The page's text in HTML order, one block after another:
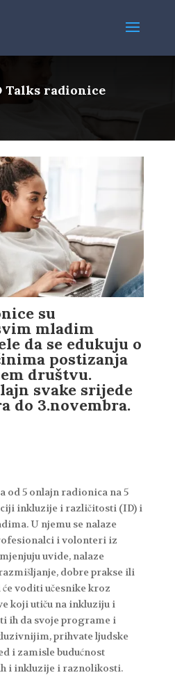
Talks radionice
su
mladim
da se edukuju o
postizanja
društvu.
svake srijede
do 3.novembra.
od 5 onlajn radionica na 5
inkluzije i različitosti (ID) i
U njemu se nalaze
i volonteri iz
uvide, nalaze
dobre prakse ili
voditi učesnike kroz
koji utiču na inkluziju i
ih da svoje programe i
prihvate ljudske
i zamisle budućnost
i inkluzije i raznolikosti.